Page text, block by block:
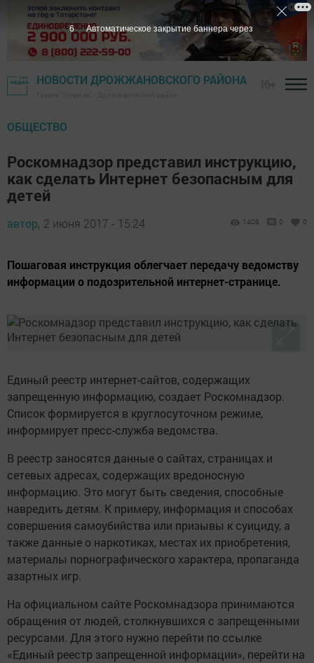
НОВОСТИ ДРОЖЖАНОВСКОГО РАЙОНА
ОБЩЕСТВО
Роскомнадзор представил инструкцию,
как сделать Интернет безопасным для
детей
автор, 2 июня 2017 - 15:24 1408 0 0
Пошаговая инструкция облегчает передачу ведомству
информации о подозрительной интернет-странице.
Единый реестр интернет-сайтов, содержащих
запрещенную информацию, создает Роскомнадзор.
Список формируется в круглосуточном режиме,
информирует пресс-служба ведомства.
В реестр заносятся данные о сайтах, страницах и
сетевых адресах, содержащих вредоносную
информацию. Это могут быть сведения, способные
навредить детям. К примеру, информация и способах
совершения самоубийства или призывы к суициду, а
также данные о наркотиках, местах их приобретения,
материалы порнографического характера, пропаганда
азартных игр.
На официальном сайте Роскомнадзора принимаются
обращения от людей, столкнувшихся с запрещенными
ресурсами. Для этого нужно перейти по ссылке
«Единый реестр запрещенной информации», перейти на
5 Автоматическое закрытие баннера через